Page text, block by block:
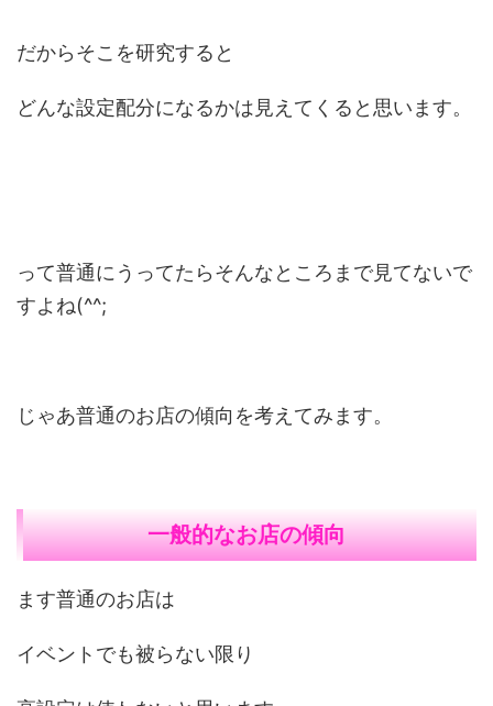
だからそこを研究すると
どんな設定配分になるかは見えてくると思います。
って普通にうってたらそんなところまで見てないで
すよね(^^;
じゃあ普通のお店の傾向を考えてみます。
一般的なお店の傾向
ます普通のお店は
イベントでも被らない限り